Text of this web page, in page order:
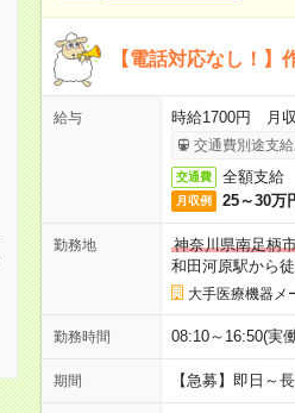
【電話対応なし！】
給与 時給1700円 月
交通費別途支給
交通費 全額支給
月収例 25～30万
勤務地
神奈川県南足柄
和田河原駅から
大手医療機器メ
勤務時間 08:10～16:50(実
期間 【急募】即日～